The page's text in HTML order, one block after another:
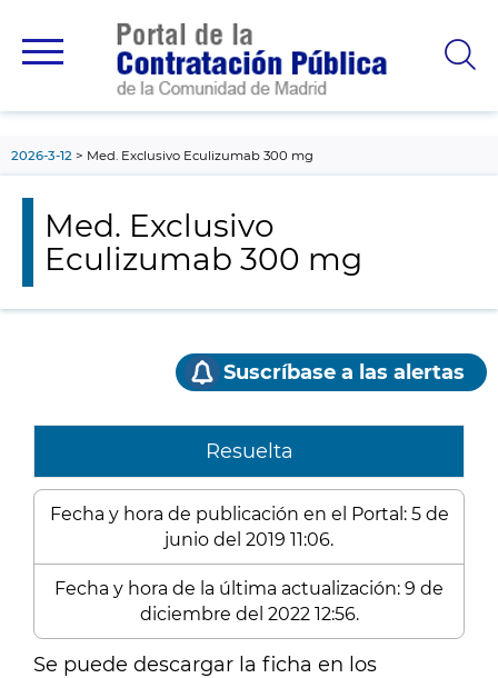
principal
2026-3-12 Med. Exclusivo Eculizumab 300 mg
Med. Exclusivo
Eculizumab 300 mg
Suscríbase a las alertas
Resuelta
Fecha y hora de publicación en el Portal: 5 de
junio del 2019 11:06.
Fecha y hora de la última actualización: 9 de
diciembre del 2022 12:56.
Se puede descargar la ficha en los